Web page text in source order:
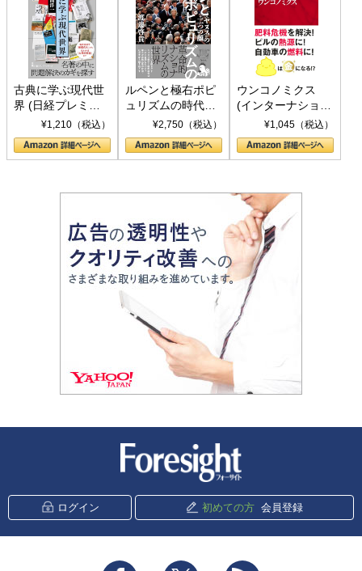
古典に学ぶ現代世
界 (日経プレミア
シリーズ)¥1,210（税込）
ルペンと極右ポピ
ュリズムの時代：
〈ヤヌス〉の二つ
の顔
¥2,750（税込）
ウンコノミクス
(インターナショナ
ル新書)¥1,045（税込）
ログイン 初めての方 会員登録